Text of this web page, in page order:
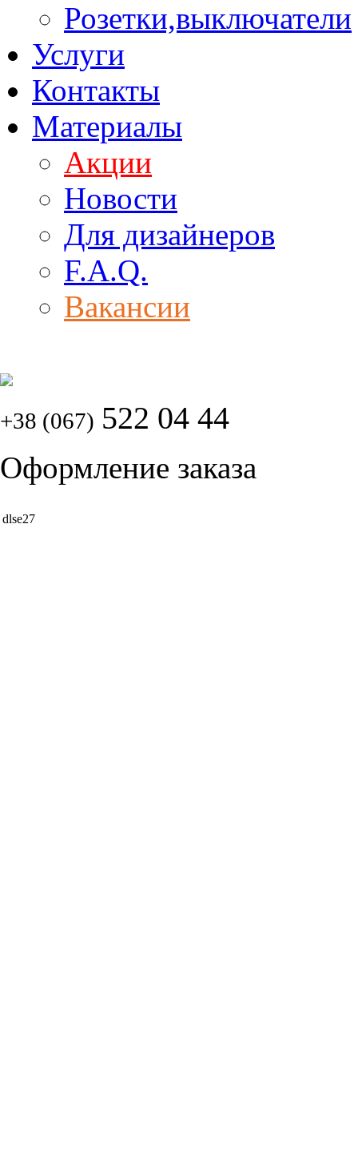
Розетки,выключатели
Услуги
Контакты
Материалы
Акции
Новости
Для дизайнеров
F.A.Q.
Вакансии
+38 (067) 522 04 44
Оформление заказа
dlse27